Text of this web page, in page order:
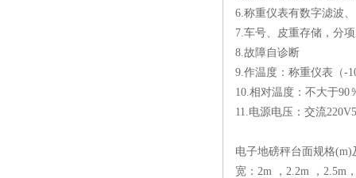
6.称重仪表有数字滤波
7.车号、皮重存储，分
8.故障自诊断
9.作温度：称重仪表（-
10.相对温度：不大于90
11.电源电压：交流
电子地磅秤台面规格(m)
宽：2m ，2.2m ，2.5m